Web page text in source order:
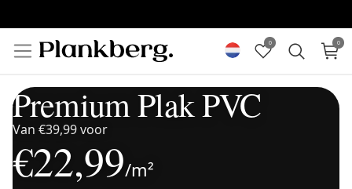
0 0
PremiumPlak PVC
Van €39,99 voor
€22,99/m²